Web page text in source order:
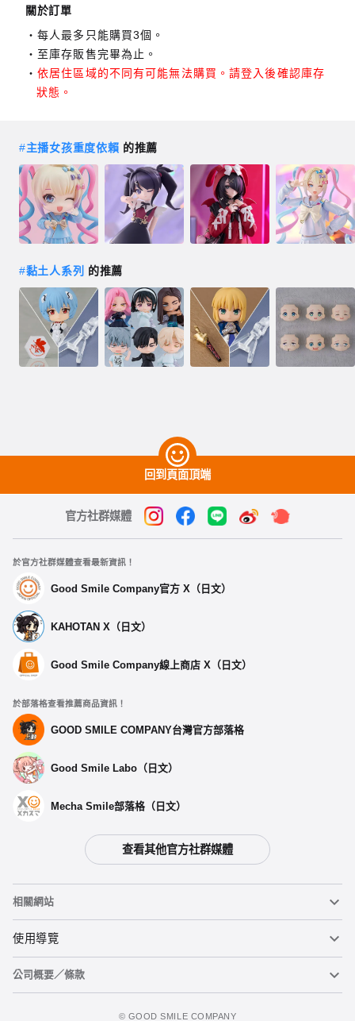
關於訂單
每人最多只能購買3個。
至庫存販售完畢為止。
依居住區域的不同有可能無法購買。請登入後確認庫存
狀態。
#主播女孩重度依賴 的推薦
#黏土人系列 的推薦
回到頁面頂端
官方社群媒體
於官方社群媒體查看最新資訊！
Good Smile Company官方 X（日文）
KAHOTAN X（日文）
Good Smile Company線上商店 X（日文）
於部落格查看推薦商品資訊！
GOOD SMILE COMPANY台灣官方部落格
Good Smile Labo（日文）
Mecha Smile部落格（日文）
查看其他官方社群媒體
相關網站
黏土人
黏土人臉部製造機（英文）
使用導覽
重要公告
公司概要／條款
©️ GOOD SMILE COMPANY